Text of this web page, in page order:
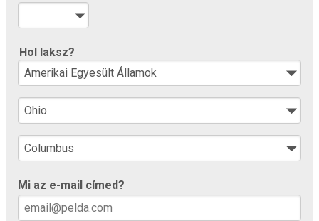
Hol laksz?
Mi az e-mail címed?